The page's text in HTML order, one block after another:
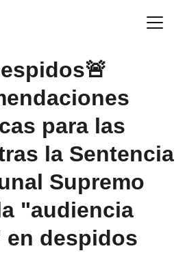
para las
la Sentencia
Supremo
"audiencia
en despidos